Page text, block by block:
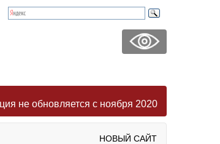
не обновляется с ноября 2020
НОВЫЙ САЙТ